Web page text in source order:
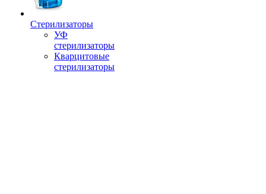
Стерилизаторы
УФ
стерилизаторы
Кварцитовые
стерилизаторы